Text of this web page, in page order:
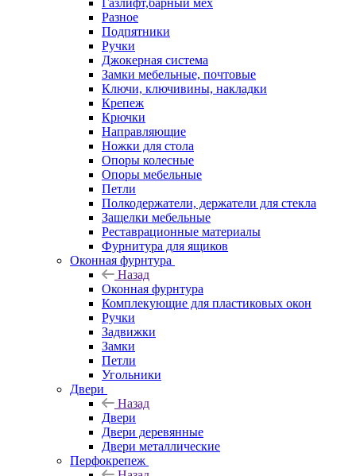
Газлифт,барный мех
Разное
Подпятники
Ручки
Джокерная система
Замки мебельные, почтовые
Ключи, ключивины, накладки
Крепеж
Крючки
Направляющие
Ножки для стола
Опоры колесные
Опоры мебельные
Петли
Полкодержатели, держатели для стекла
Защелки мебельные
Реставрационные материалы
Фурнитура для ящиков
Оконная фурнтура
Назад
Оконная фурнтура
Комплекующие для пластиковых окон
Ручки
Задвижки
Замки
Петли
Угольники
Двери
Назад
Двери
Двери деревянные
Двери металлические
Перфокрепеж